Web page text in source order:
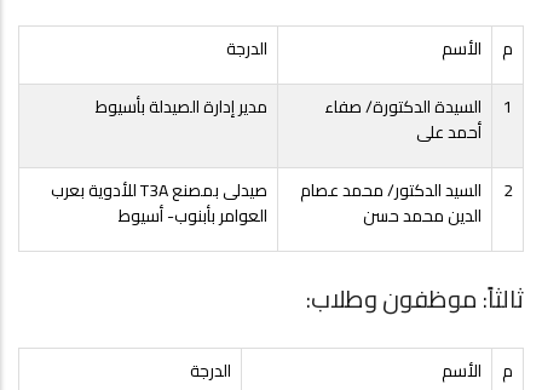
م الأسم
الدرجة
1
السيدة الدكتورة/ صفاء
أحمد على
مدير إدارة الصيدلة بأسيوط
2
السيد الدكتور/ محمد عصام
الدين محمد حسن
صيدلى بمصنع T3A للأدوية بعرب
العوامر بأبنوب- أسيوط
ثالثاً: موظفون وطلاب:
م الأسم
الدرجة